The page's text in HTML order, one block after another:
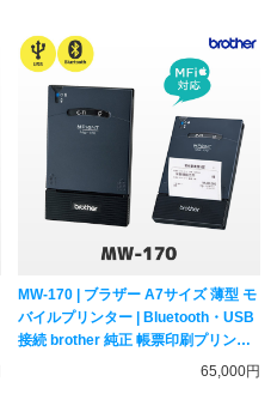
MW-170 | ブラザー A7サイズ 薄型 モ
バイルプリンター | Bluetooth・USB
接続 brother 純正 帳票印刷プリンタ
65,000円